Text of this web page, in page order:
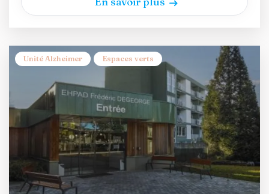
Unité Alzheimer Espaces verts